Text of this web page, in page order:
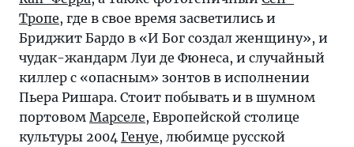
Тропе, где в свое время засветились и
Бриджит Бардо в «И Бог создал женщину», и
чудак-жандарм Луи де Фюнеса, и случайный
киллер с «опасным» зонтов в исполнении
Пьера Ришара. Стоит побывать и в шумном
портовом Марселе, Европейской столице
культуры 2004 Генуе, любимце русской